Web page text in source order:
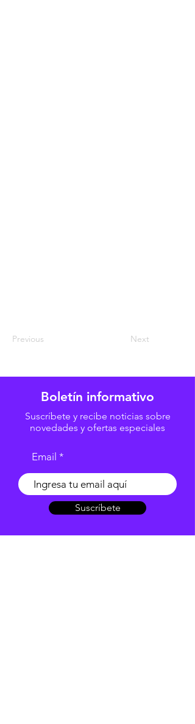
Previous Next
Boletín informativo
Suscríbete y recibe noticias sobre
novedades y ofertas especiales
Email
Suscríbete